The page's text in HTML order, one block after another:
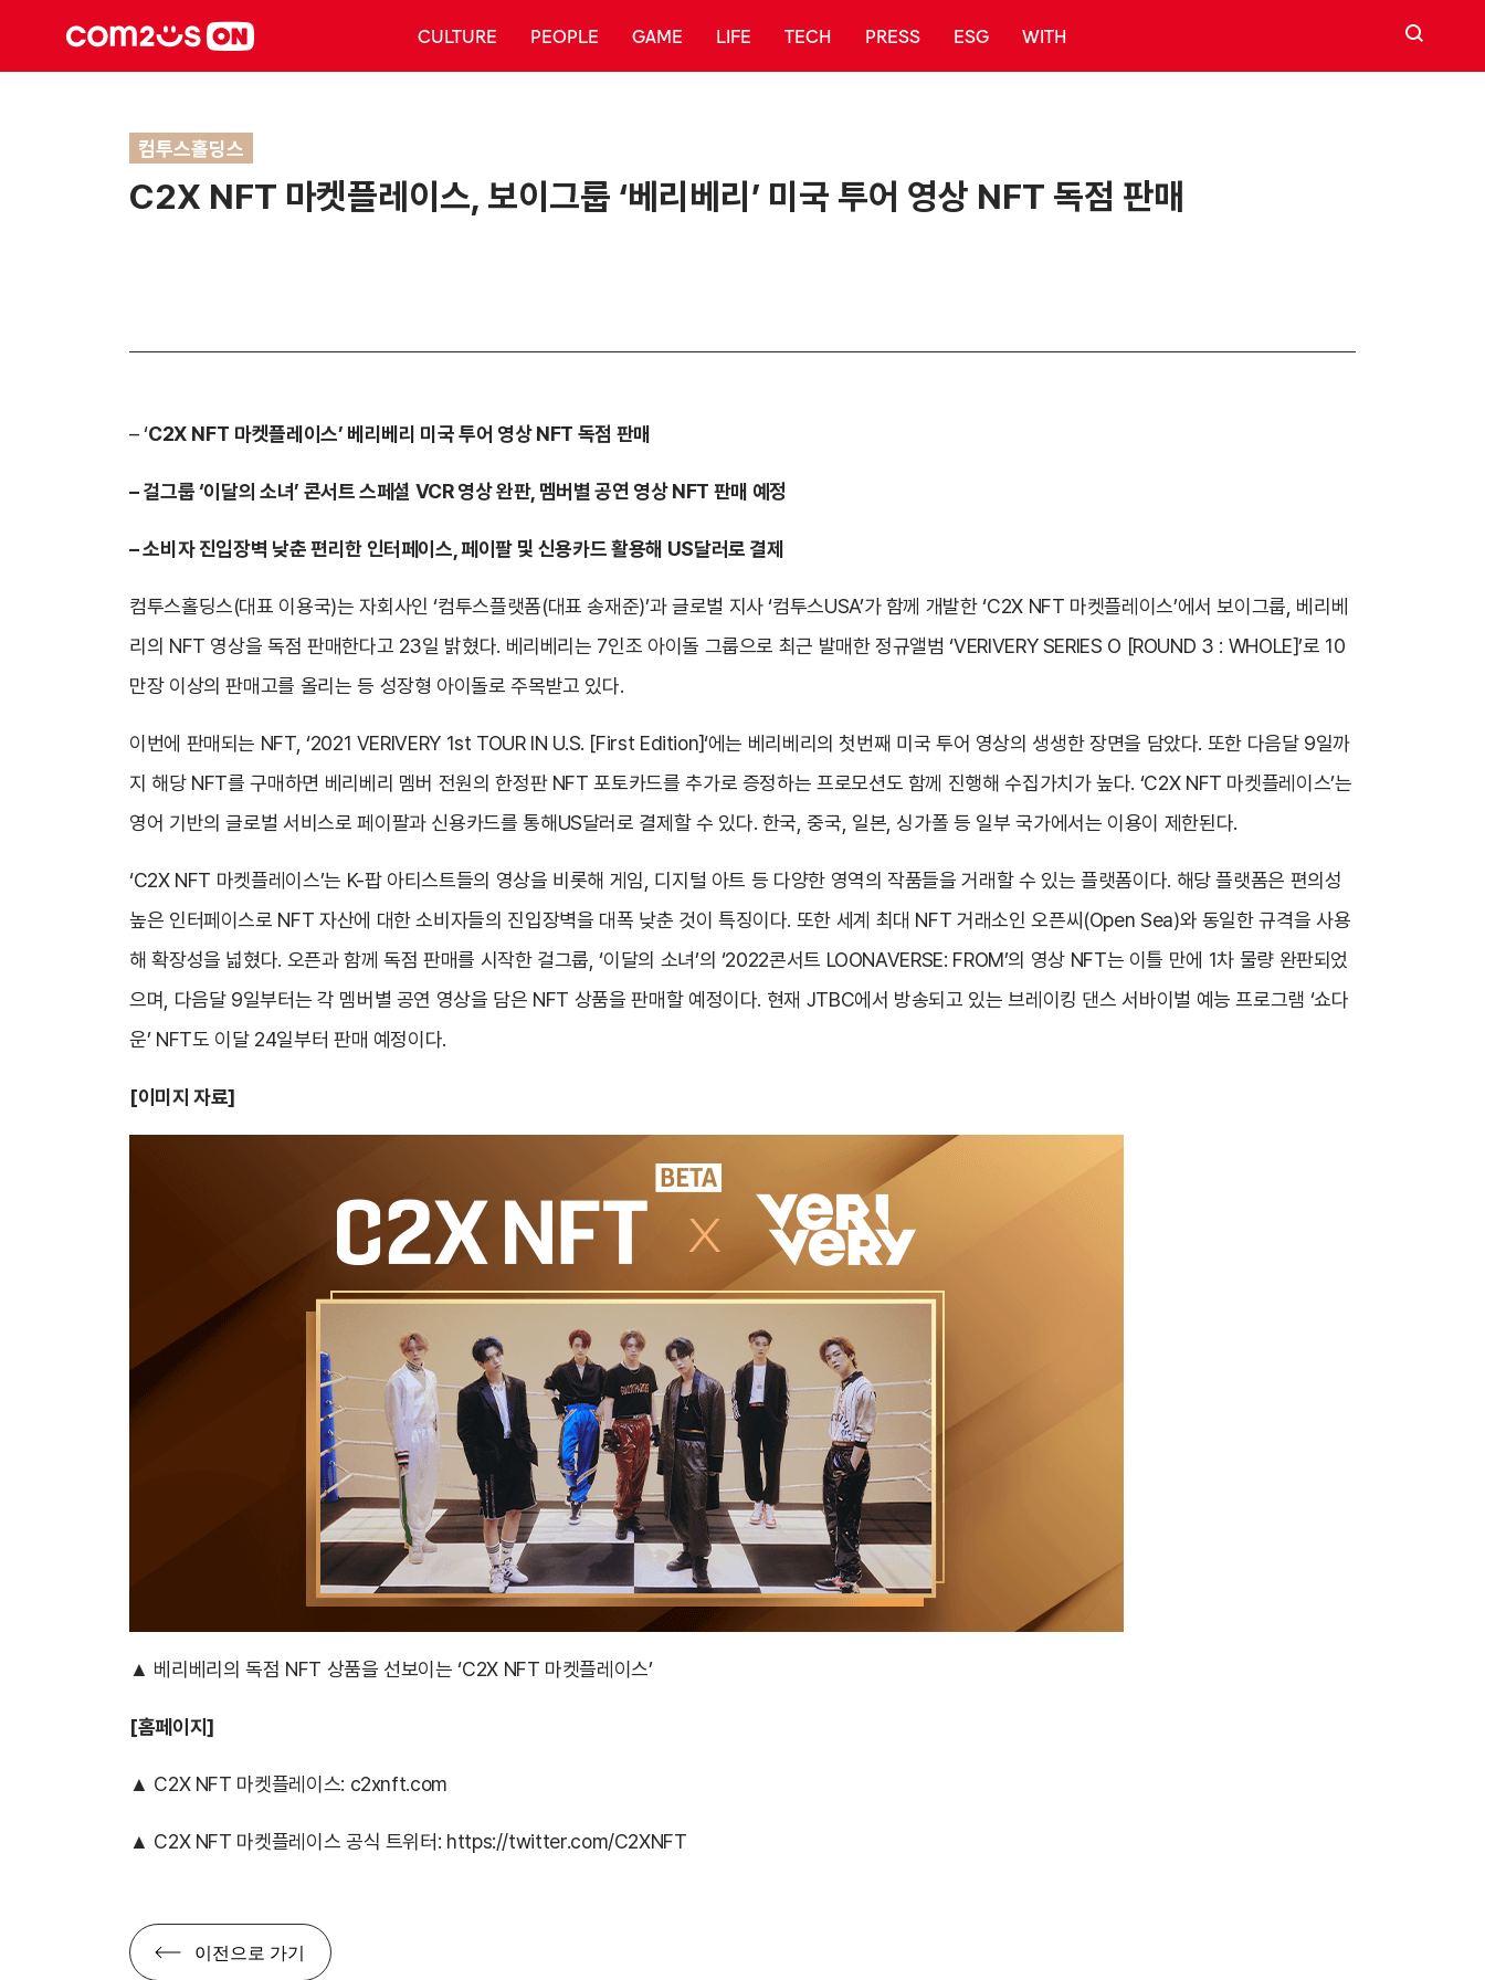
CULTURE PEOPLE GAME LIFE TECH PRESS ESG WITH 검색
컴투스홀딩스
C2X NFT 마켓플레이스, 보이그룹 ‘베리베리’ 미국 투어 영상 NFT 독점 판매
– ‘C2X NFT 마켓플레이스’ 베리베리 미국 투어 영상 NFT 독점 판매
–걸그룹‘이달의 소녀’ 콘서트 스페셜 VCR영상완판, 멤버별 공연 영상 NFT 판매 예정
–소비자 진입장벽 낮춘 편리한 인터페이스, 페이팔 및 신용카드 활용해 US달러로 결제
컴투스홀딩스(대표 이용국)는 자회사인 ‘컴투스플랫폼(대표 송재준)’과 글로벌 지사 ‘컴투스USA’가 함께 개발한 ‘C2X NFT 마켓플레이스’에서 보이그룹, 베리베
리의 NFT 영상을 독점 판매한다고 23일 밝혔다. 베리베리는 7인조 아이돌 그룹으로 최근 발매한 정규앨범 ‘VERIVERY SERIES O [ROUND 3 : WHOLE]’로 10
만장 이상의 판매고를 올리는 등 성장형 아이돌로 주목받고 있다.
이번에 판매되는 NFT, ‘2021 VERIVERY 1st TOUR IN U.S. [First Edition]‘에는 베리베리의 첫번째 미국 투어 영상의 생생한 장면을 담았다. 또한 다음달 9일까
지 해당 NFT를 구매하면 베리베리 멤버 전원의 한정판 NFT 포토카드를 추가로 증정하는 프로모션도 함께 진행해 수집가치가 높다. ‘C2X NFT 마켓플레이스’는
영어 기반의 글로벌 서비스로 페이팔과 신용카드를 통해US달러로 결제할 수 있다. 한국, 중국, 일본, 싱가폴 등 일부 국가에서는 이용이 제한된다.
‘C2X NFT 마켓플레이스’는 K-팝 아티스트들의 영상을 비롯해 게임, 디지털 아트 등 다양한 영역의 작품들을 거래할 수 있는 플랫폼이다. 해당 플랫폼은 편의성
높은 인터페이스로 NFT 자산에 대한 소비자들의 진입장벽을 대폭 낮춘 것이 특징이다. 또한 세계 최대 NFT 거래소인 오픈씨(Open Sea)와 동일한 규격을 사용
해 확장성을 넓혔다. 오픈과 함께 독점 판매를 시작한 걸그룹, ‘이달의 소녀’의 ‘2022콘서트 LOONAVERSE: FROM’의 영상 NFT는 이틀 만에 1차 물량 완판되었
으며, 다음달 9일부터는 각 멤버별 공연 영상을 담은 NFT 상품을 판매할 예정이다. 현재 JTBC에서 방송되고 있는 브레이킹 댄스 서바이벌 예능 프로그램 ‘쇼다
운’ NFT도 이달 24일부터 판매 예정이다.
[이미지 자료]
▲ 베리베리의 독점 NFT 상품을 선보이는 ‘C2X NFT 마켓플레이스’
[홈페이지]
▲ C2X NFT 마켓플레이스: c2xnft.com
▲ C2X NFT 마켓플레이스 공식 트위터: https://twitter.com/C2XNFT
이전으로 가기